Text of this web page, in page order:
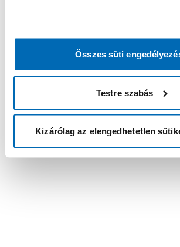
Összes süti
Testre szabás
Kizárólag az elengedhetetlen